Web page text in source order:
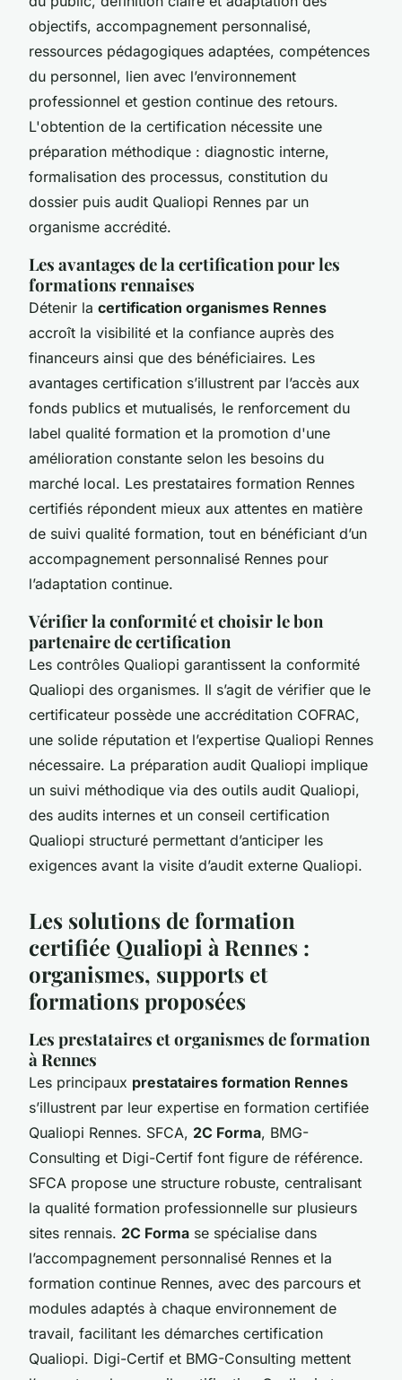
objectifs, accompagnement personnalisé,
ressources pédagogiques adaptées, compétences
du personnel, lien avec l’environnement
professionnel et gestion continue des retours.
L'obtention de la certification nécessite une
préparation méthodique : diagnostic interne,
formalisation des processus, constitution du
dossier puis audit Qualiopi Rennes par un
organisme accrédité.
Les avantages de la certification pour les
formations rennaises
Détenir la certification organismes Rennes
accroît la visibilité et la confiance auprès des
financeurs ainsi que des bénéficiaires. Les
avantages certification s’illustrent par l’accès aux
fonds publics et mutualisés, le renforcement du
label qualité formation et la promotion d'une
amélioration constante selon les besoins du
marché local. Les prestataires formation Rennes
certifiés répondent mieux aux attentes en matière
de suivi qualité formation, tout en bénéficiant d’un
accompagnement personnalisé Rennes pour
l’adaptation continue.
Vérifier la conformité et choisir le bon
partenaire de certification
Les contrôles Qualiopi garantissent la conformité
Qualiopi des organismes. Il s’agit de vérifier que le
certificateur possède une accréditation COFRAC,
une solide réputation et l’expertise Qualiopi Rennes
nécessaire. La préparation audit Qualiopi implique
un suivi méthodique via des outils audit Qualiopi,
des audits internes et un conseil certification
Qualiopi structuré permettant d’anticiper les
exigences avant la visite d’audit externe Qualiopi.
Les solutions de formation
certifiée Qualiopi à Rennes :
organismes, supports et
formations proposées
Les prestataires et organismes de formation
à Rennes
Les principaux prestataires formation Rennes
s’illustrent par leur expertise en formation certifiée
Qualiopi Rennes. SFCA, 2C Forma, BMG-
Consulting et Digi-Certif font figure de référence.
SFCA propose une structure robuste, centralisant
la qualité formation professionnelle sur plusieurs
sites rennais. 2C Forma se spécialise dans
l’accompagnement personnalisé Rennes et la
formation continue Rennes, avec des parcours et
modules adaptés à chaque environnement de
travail, facilitant les démarches certification
Qualiopi. Digi-Certif et BMG-Consulting mettent